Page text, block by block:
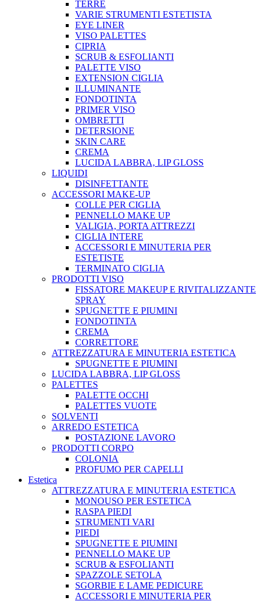
TERRE
VARIE STRUMENTI ESTETISTA
EYE LINER
VISO PALETTES
CIPRIA
SCRUB & ESFOLIANTI
PALETTE VISO
EXTENSION CIGLIA
ILLUMINANTE
FONDOTINTA
PRIMER VISO
OMBRETTI
DETERSIONE
SKIN CARE
CREMA
LUCIDA LABBRA, LIP GLOSS
LIQUIDI
DISINFETTANTE
ACCESSORI MAKE-UP
COLLE PER CIGLIA
PENNELLO MAKE UP
VALIGIA, PORTA ATTREZZI
CIGLIA INTERE
ACCESSORI E MINUTERIA PER
ESTETISTE
TERMINATO CIGLIA
PRODOTTI VISO
FISSATORE MAKEUP E RIVITALIZZANTE
SPRAY
SPUGNETTE E PIUMINI
FONDOTINTA
CREMA
CORRETTORE
ATTREZZATURA E MINUTERIA ESTETICA
SPUGNETTE E PIUMINI
LUCIDA LABBRA, LIP GLOSS
PALETTES
PALETTE OCCHI
PALETTES VUOTE
SOLVENTI
ARREDO ESTETICA
POSTAZIONE LAVORO
PRODOTTI CORPO
COLONIA
PROFUMO PER CAPELLI
Estetica
ATTREZZATURA E MINUTERIA ESTETICA
MONOUSO PER ESTETICA
RASPA PIEDI
STRUMENTI VARI
PIEDI
SPUGNETTE E PIUMINI
PENNELLO MAKE UP
SCRUB & ESFOLIANTI
SPAZZOLE SETOLA
SGORBIE E LAME PEDICURE
ACCESSORI E MINUTERIA PER